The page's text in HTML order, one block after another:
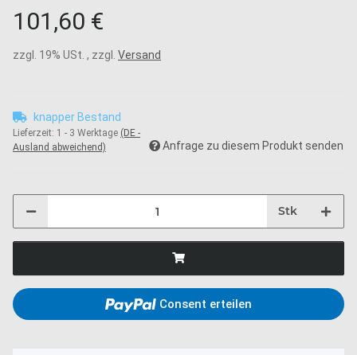
101,60 €
zzgl. 19% USt. , zzgl. Versand
knapper Bestand
Lieferzeit: 1 - 3 Werktage (DE -
Ausland abweichend)
Anfrage zu diesem Produkt senden
Stk
Consent erteilen